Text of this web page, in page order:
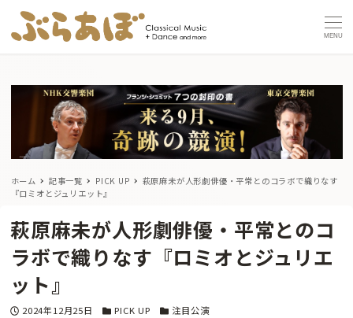
MENU
ホーム 記事一覧 PICK UP
萩原麻未が人形劇俳優・平常とのコラボで織りなす
『ロミオとジュリエット』
萩原麻未が人形劇俳優・平常とのコ
ラボで織りなす『ロミオとジュリエ
ット』
投稿日
2024年12月25日 カテゴリー
PICK UP カテゴリー
注目公演